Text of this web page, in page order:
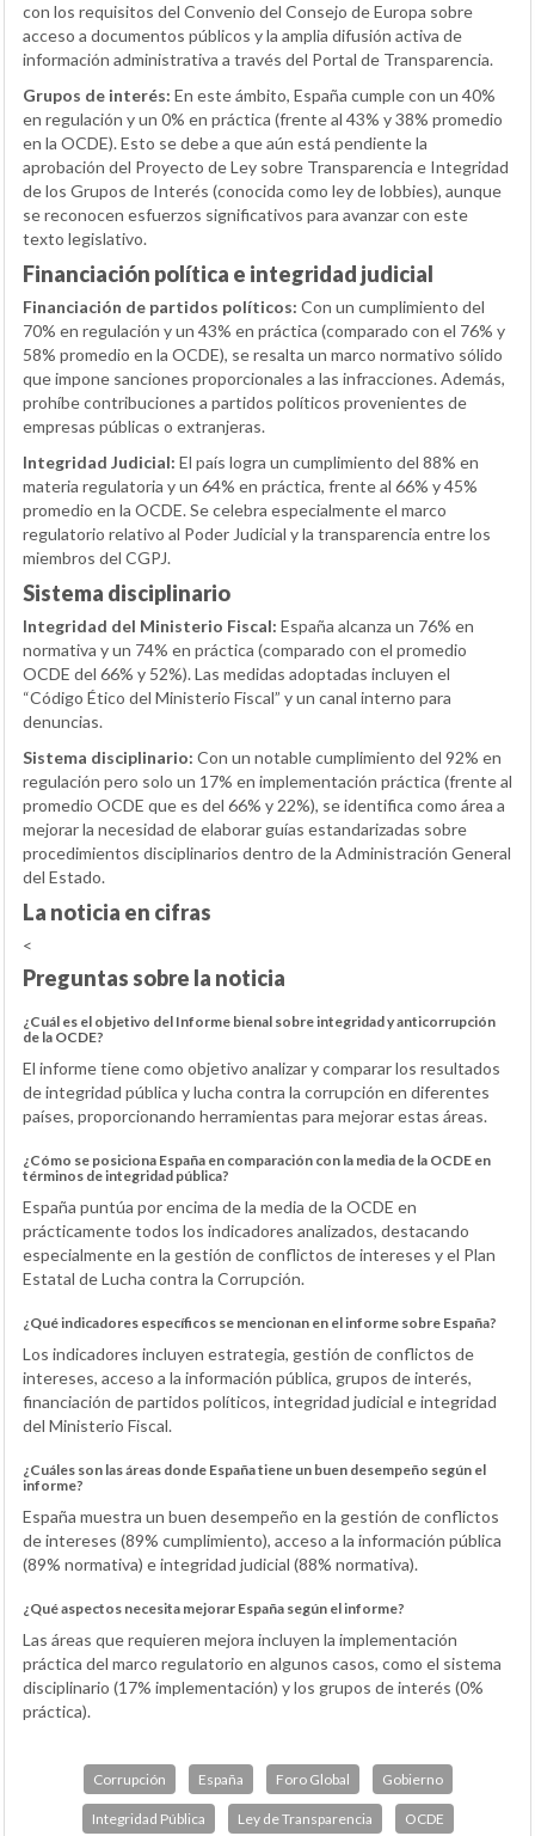
con los requisitos del Convenio del Consejo de Europa sobre
acceso a documentos públicos y la amplia difusión activa de
información administrativa a través del Portal de Transparencia.
Grupos de interés: En este ámbito, España cumple con un 40%
en regulación y un 0% en práctica (frente al 43% y 38% promedio
en la OCDE). Esto se debe a que aún está pendiente la
aprobación del Proyecto de Ley sobre Transparencia e Integridad
de los Grupos de Interés (conocida como ley de lobbies), aunque
se reconocen esfuerzos significativos para avanzar con este
texto legislativo.
Financiación política e integridad judicial
Financiación de partidos políticos: Con un cumplimiento del
70% en regulación y un 43% en práctica (comparado con el 76% y
58% promedio en la OCDE), se resalta un marco normativo sólido
que impone sanciones proporcionales a las infracciones. Además,
prohíbe contribuciones a partidos políticos provenientes de
empresas públicas o extranjeras.
Integridad Judicial: El país logra un cumplimiento del 88% en
materia regulatoria y un 64% en práctica, frente al 66% y 45%
promedio en la OCDE. Se celebra especialmente el marco
regulatorio relativo al Poder Judicial y la transparencia entre los
miembros del CGPJ.
Sistema disciplinario
Integridad del Ministerio Fiscal: España alcanza un 76% en
normativa y un 74% en práctica (comparado con el promedio
OCDE del 66% y 52%). Las medidas adoptadas incluyen el
“Código Ético del Ministerio Fiscal” y un canal interno para
denuncias.
Sistema disciplinario: Con un notable cumplimiento del 92% en
regulación pero solo un 17% en implementación práctica (frente al
promedio OCDE que es del 66% y 22%), se identifica como área a
mejorar la necesidad de elaborar guías estandarizadas sobre
procedimientos disciplinarios dentro de la Administración General
del Estado.
La noticia en cifras
<
Preguntas sobre la noticia
¿Cuál es el objetivo del Informe bienal sobre integridad y anticorrupción
de la OCDE?
El informe tiene como objetivo analizar y comparar los resultados
de integridad pública y lucha contra la corrupción en diferentes
países, proporcionando herramientas para mejorar estas áreas.
¿Cómo se posiciona España en comparación con la media de la OCDE en
términos de integridad pública?
España puntúa por encima de la media de la OCDE en
prácticamente todos los indicadores analizados, destacando
especialmente en la gestión de conflictos de intereses y el Plan
Estatal de Lucha contra la Corrupción.
¿Qué indicadores específicos se mencionan en el informe sobre España?
Los indicadores incluyen estrategia, gestión de conflictos de
intereses, acceso a la información pública, grupos de interés,
financiación de partidos políticos, integridad judicial e integridad
del Ministerio Fiscal.
¿Cuáles son las áreas donde España tiene un buen desempeño según el
informe?
España muestra un buen desempeño en la gestión de conflictos
de intereses (89% cumplimiento), acceso a la información pública
(89% normativa) e integridad judicial (88% normativa).
¿Qué aspectos necesita mejorar España según el informe?
Las áreas que requieren mejora incluyen la implementación
práctica del marco regulatorio en algunos casos, como el sistema
disciplinario (17% implementación) y los grupos de interés (0%
práctica).
Corrupción España Foro Global Gobierno
Integridad Pública Ley de Transparencia OCDE